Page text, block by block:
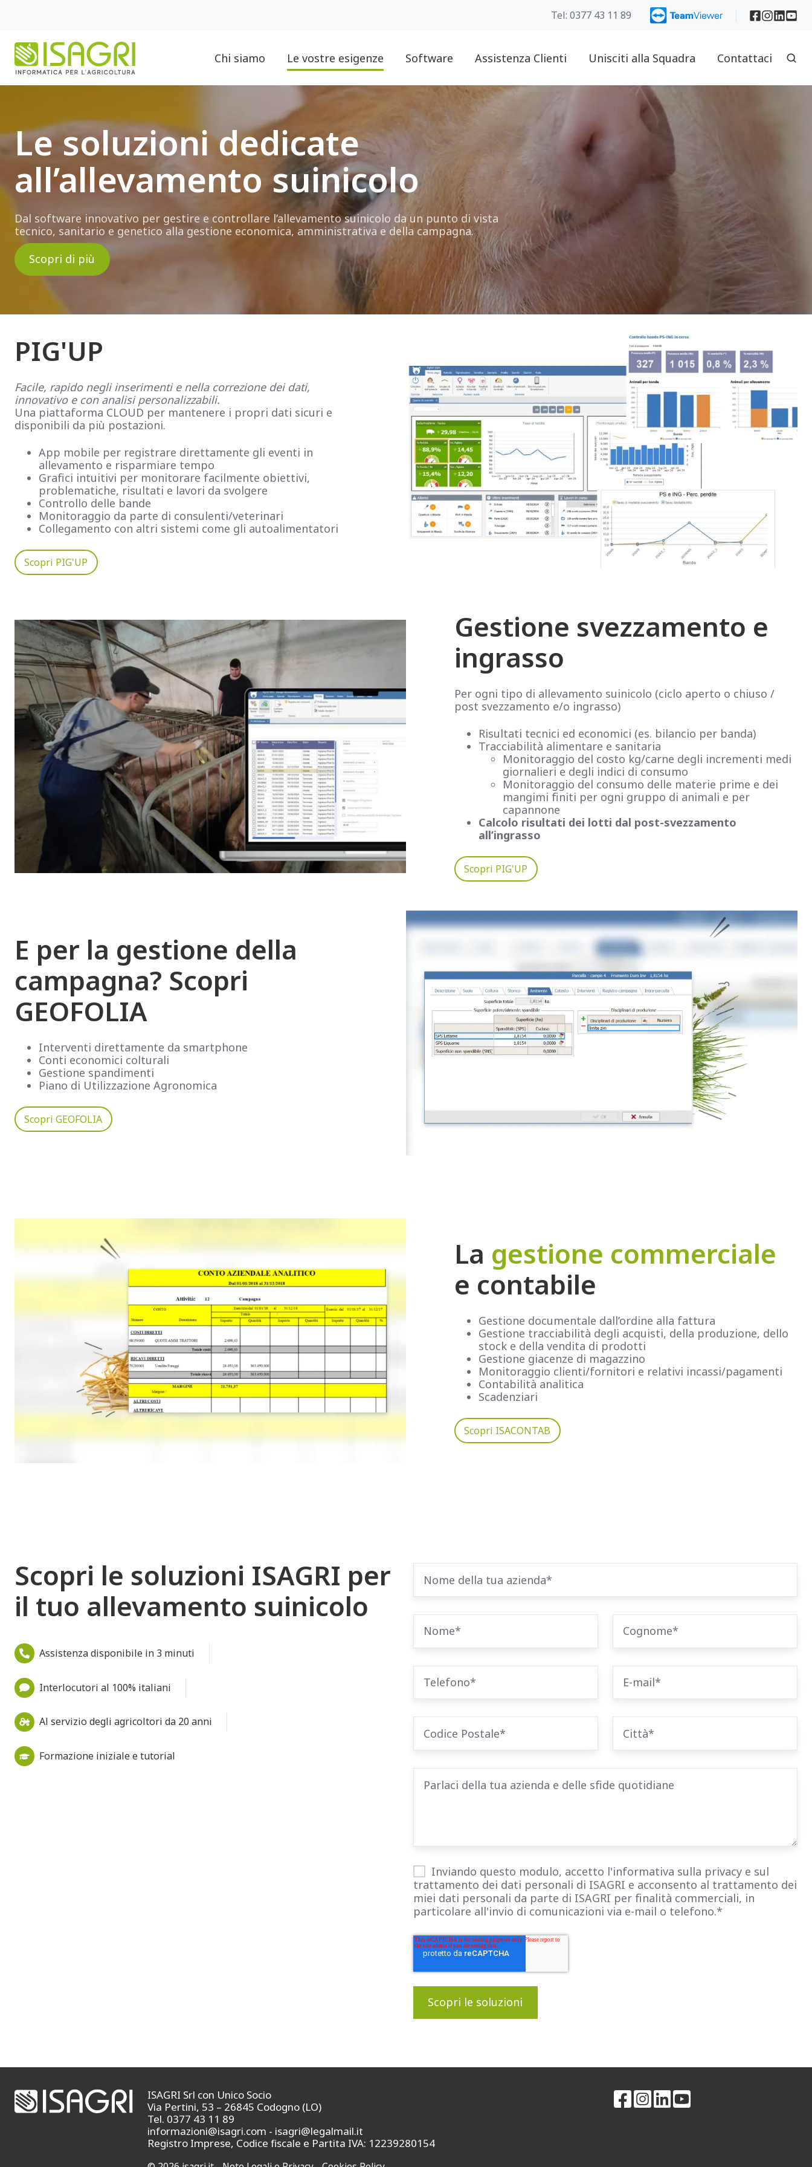
Tel: 0377 43 11 89
Chi siamo Le vostre esigenze Software Assistenza Clienti Unisciti alla Squadra Contattaci
Le soluzioni dedicate
all’allevamento suinicolo
Dal software innovativo per gestire e controllare l’allevamento suinicolo da un punto di vista
tecnico, sanitario e genetico alla gestione economica, amministrativa e della campagna.
Scopri di più
PIG'UP
Facile, rapido negli inserimenti e nella correzione dei dati,
innovativo e con analisi personalizzabili.
Una piattaforma CLOUD per mantenere i propri dati sicuri e
disponibili da più postazioni.
App mobile per registrare direttamente gli eventi in
allevamento e risparmiare tempo
Grafici intuitivi per monitorare facilmente obiettivi,
problematiche, risultati e lavori da svolgere
Controllo delle bande
Monitoraggio da parte di consulenti/veterinari
Collegamento con altri sistemi come gli autoalimentatori
Scopri PIG'UP
Gestione svezzamento e
ingrasso
Per ogni tipo di allevamento suinicolo (ciclo aperto o chiuso /
post svezzamento e/o ingrasso)
Risultati tecnici ed economici (es. bilancio per banda)
Tracciabilità alimentare e sanitaria
Monitoraggio del costo kg/carne degli incrementi medi
giornalieri e degli indici di consumo
Monitoraggio del consumo delle materie prime e dei
mangimi finiti per ogni gruppo di animali e per
capannone
Calcolo risultati dei lotti dal post-svezzamento
all’ingrasso
Scopri PIG'UP
E per la gestione della
campagna? Scopri
GEOFOLIA
Interventi direttamente da smartphone
Conti economici colturali
Gestione spandimenti
Piano di Utilizzazione Agronomica
Scopri GEOFOLIA
La gestione commerciale
e contabile
Gestione documentale dall’ordine alla fattura
Gestione tracciabilità degli acquisti, della produzione, dello
stock e della vendita di prodotti
Gestione giacenze di magazzino
Monitoraggio clienti/fornitori e relativi incassi/pagamenti
Contabilità analitica
Scadenziari
Scopri ISACONTAB
Scopri le soluzioni ISAGRI per
il tuo allevamento suinicolo
Assistenza disponibile in 3 minuti
Interlocutori al 100% italiani
Al servizio degli agricoltori da 20 anni
Formazione iniziale e tutorial
Inviando questo modulo, accetto l'informativa sulla privacy e sul
trattamento dei dati personali di ISAGRI e acconsento al trattamento dei
miei dati personali da parte di ISAGRI per finalità commerciali, in
particolare all'invio di comunicazioni via e-mail o telefono.*
ISAGRI Srl con Unico Socio
Via Pertini, 53 – 26845 Codogno (LO)
Tel. 0377 43 11 89
informazioni@isagri.com - isagri@legalmail.it
Registro Imprese, Codice fiscale e Partita IVA: 12239280154